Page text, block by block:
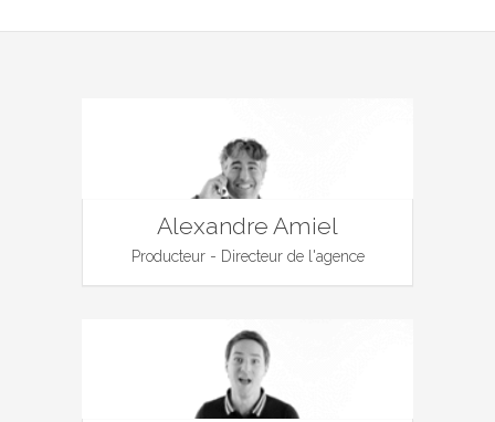
Alexandre Amiel
Producteur - Directeur de l'agence